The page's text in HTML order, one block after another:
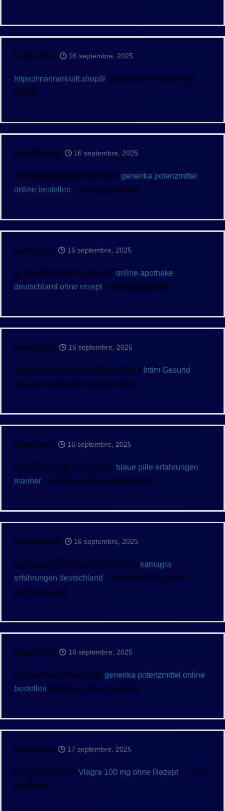
Enriquedam 16 septembre, 2025
https://mannerkraft.shop/# medikament ohne rezept
notfall
DonaldErymn 16 septembre, 2025
online apotheke deutschland: generika potenzmittel
online bestellen – europa apotheke
IsraelViown 16 septembre, 2025
gГјnstigste online apotheke: online apotheke
deutschland ohne rezept – europa apotheke
StevenSarie 16 septembre, 2025
Viagra kaufen gГјnstig Deutschland
Intim Gesund
kamagra kaufen ohne rezept online
IsraelViown 16 septembre, 2025
gГјnstigste online apotheke: blaue pille erfahrungen
manner – online apotheke deutschland
DonaldErymn 16 septembre, 2025
kamagra erfahrungen deutschland: kamagra
erfahrungen deutschland – Sildenafil rezeptfrei in
welchem Land
StevenSarie 16 septembre, 2025
eu apotheke ohne rezept generika potenzmittel online
bestellen gГјnstige online apotheke
IsraelViown 17 septembre, 2025
europa apotheke: Viagra 100 mg ohne Rezept – online
apotheke